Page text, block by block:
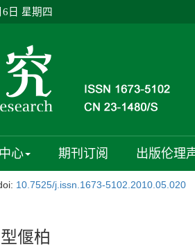
6日 星期四
心 期刊订阅 出版伦理
10.7525/j.issn.1673-5102.2010.05.020
偃柏